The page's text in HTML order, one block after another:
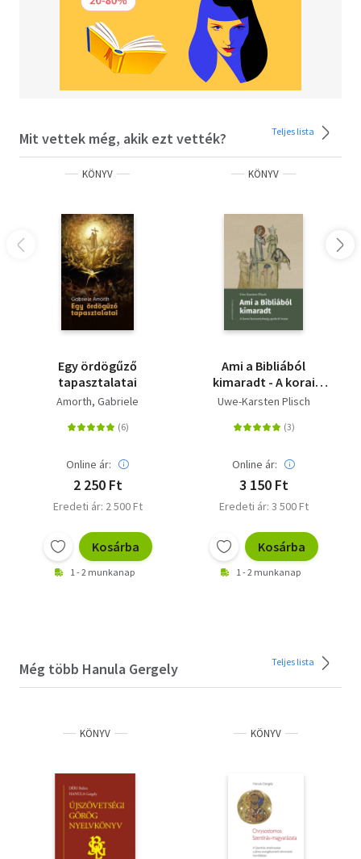
Mit vettek még, akik ezt vették? Teljes lista
KÖNYV
Egy ördögűző
tapasztalatai
Amorth, Gabriele
Online ár:
2 250 Ft
Eredeti ár: 2 500 Ft
Kosárba
1 - 2 munkanap
KÖNYV
Ami a Bibliából
kimaradt - A korai
keresztyénség apokrif
Uwe-Karsten Plisch
Online ár:
3 150 Ft
Eredeti ár: 3 500 Ft
Kosárba
1 - 2 munkanap
Még több Hanula Gergely Teljes lista
KÖNYV KÖNYV